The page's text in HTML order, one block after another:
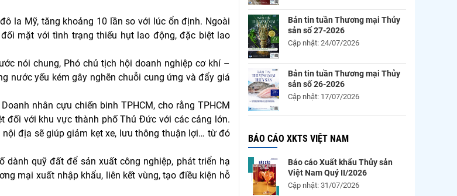
la Mỹ, tăng khoảng 10 lần so với lúc ổn định. Ngoài
mặt với tình trạng thiếu hụt lao động, đặc biệt lao
nói chung, Phó chủ tịch hội doanh nghiệp cơ khí –
nước yếu kém gây nghẽn chuỗi cung ứng và đẩy giá
nhân cựu chiến binh TPHCM, cho rằng TPHCM
đối với khu vực thành phố Thủ Đức với các cảng lớn.
địa sẽ giúp giảm kẹt xe, lưu thông thuận lợi… từ đó
dành quỹ đất để sản xuất công nghiệp, phát triển hạ
mại xuất nhập khẩu, liên kết vùng, tạo điều kiện hỗ
Bản tin tuần Thương mại Thủy
sản số 27-2026
Cập nhật: 24/07/2026
Bản tin tuần Thương mại Thủy
sản số 26-2026
Cập nhật: 17/07/2026
BÁO CÁO XKTS VIỆT NAM
Báo cáo Xuất khẩu Thủy sản
Việt Nam Quý II/2026
Cập nhật: 31/07/2026